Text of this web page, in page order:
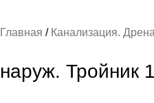
Главная Канализация.
наруж. Тройник